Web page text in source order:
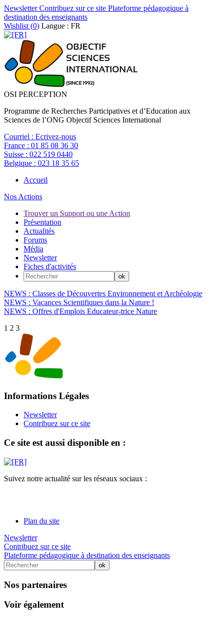
NewsletterContribuez sur ce site Plateforme pédagogique à
destination des enseignants
Wishlist (0) Langue : FR
OSI PERCEPTION
Programme de Recherches Participatives et d’Education aux
Sciences de l’ONG Objectif Sciences International
Courriel : Ecrivez-nous
France : 01 85 08 36 30
Suisse : 022 519 0440
Belgique : 023 18 35 65
Accueil
Nos Actions
Trouver un Support ou une Action
Présentation
Actualités
Forums
Média
Newsletter
Fiches d'activités
NEWS : Classes de Découvertes Environnement et Archéologie
NEWS : Vacances Scientifiques dans la Nature !
NEWS : Offres d'Emplois Educateur-trice Nature
1 2 3
Informations Légales
Newsletter
Contribuez sur ce site
Ce site est aussi disponible en :
Suivez notre actualité sur les réseaux sociaux :
Plan du site
Newsletter
Contribuez sur ce site
Plateforme pédagogique à destination des enseignants
Nos partenaires
Voir également